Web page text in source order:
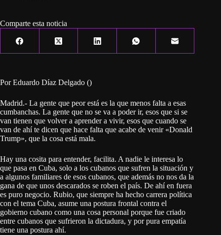
Comparte esta noticia
Por Eduardo Díaz Delgado ()
Madrid.- La gente que peor está es la que menos falta a esas
cumbanchas. La gente que no se va a poder ir, esos que si se
van tienen que volver a aprender a vivir, esos que cuando se
van de ahí te dicen que hace falta que acabe de venir «Donald
Trump», que la cosa está mala.
Hay una cosita para entender, facilita. A nadie le interesa lo
que pasa en Cuba, solo a los cubanos que sufren la situación y
a algunos familiares de esos cubanos, que además no nos da la
gana de que unos descarados se roben el país. De ahí en fuera
es puro negocio. Rubio, que siempre ha hecho carrera política
con el tema Cuba, asume una postura frontal contra el
gobierno cubano como una cosa personal porque fue criado
entre cubanos que sufrieron la dictadura, y por pura empatía
tiene una postura ahí.